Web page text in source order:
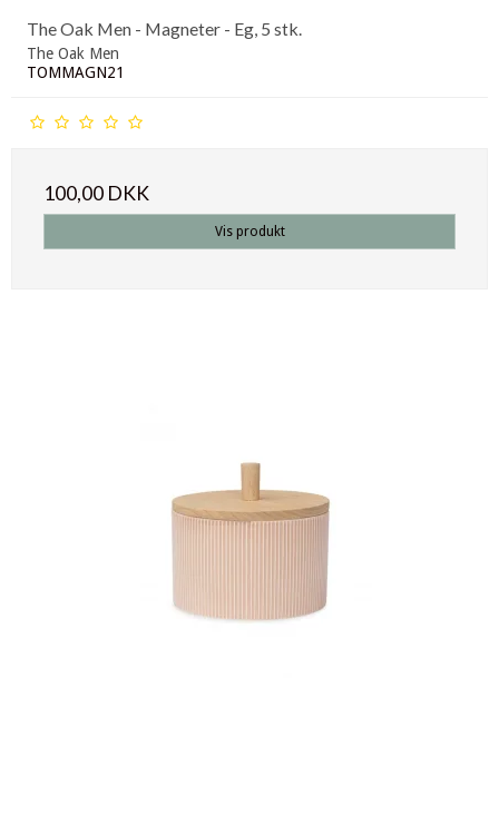
The Oak Men - Magneter - Eg, 5 stk.
The Oak Men
TOMMAGN21
100,00 DKK
Vis produkt